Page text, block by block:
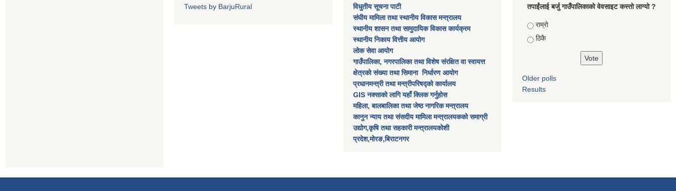
Tweets by BarjuRural
विधुतीय सूचना पाटी
संघीय मामिला तथा स्थानीय विकास मन्त्रालय
स्थानीय शासन तथा सामुदायिक विकास कार्यक्रम
स्थानीय निकाय वित्तीय आयोग
लोक सेवा आयोग
गाउँपालिका, नगरपालिका तथा विशेष स‌ंरक्षित वा स्वायत्त
क्षेत्रकाे स‌ंख्या तथा सिमाना निर्धारण आयाेग
प्रधानमन्त्री तथा मन्त्रीपरिषद्को कार्यालय
GIS नक्साको लागि यहाँ क्लिक गर्नुहोस
महिला, बालबालिका तथा जेष्ठ नागरिक मन्त्रालय
कानुन न्याय तथा संसदीय मामिला मन्त्रालयकको समाग्री
उद्योग,कृषि तथा सहकारी मन्त्रालयकोशी
प्रदेश,मोरङ,बिराटनगर
तपाईंलाई बर्जु गाउँपालिकाको वेवसाइट कस्तो लाग्यो ?
Choices
राम्राे
ठिकै
Older polls
Results